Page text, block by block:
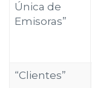
Única de
Emisoras”
“Clientes”